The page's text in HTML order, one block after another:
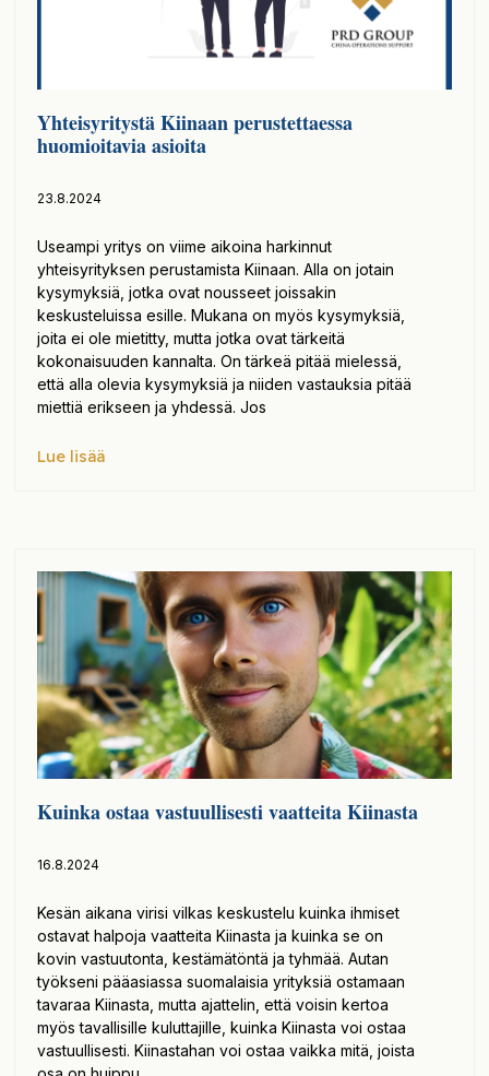
Yhteisyritystä Kiinaan perustettaessa
huomioitavia asioita
23.8.2024
Useampi yritys on viime aikoina harkinnut
yhteisyrityksen perustamista Kiinaan. Alla on jotain
kysymyksiä, jotka ovat nousseet joissakin
keskusteluissa esille. Mukana on myös kysymyksiä,
joita ei ole mietitty, mutta jotka ovat tärkeitä
kokonaisuuden kannalta. On tärkeä pitää mielessä,
että alla olevia kysymyksiä ja niiden vastauksia pitää
miettiä erikseen ja yhdessä. Jos
Lue lisää
Kuinka ostaa vastuullisesti vaatteita Kiinasta
16.8.2024
Kesän aikana virisi vilkas keskustelu kuinka ihmiset
ostavat halpoja vaatteita Kiinasta ja kuinka se on
kovin vastuutonta, kestämätöntä ja tyhmää. Autan
työkseni pääasiassa suomalaisia yrityksiä ostamaan
tavaraa Kiinasta, mutta ajattelin, että voisin kertoa
myös tavallisille kuluttajille, kuinka Kiinasta voi ostaa
vastuullisesti. Kiinastahan voi ostaa vaikka mitä, joista